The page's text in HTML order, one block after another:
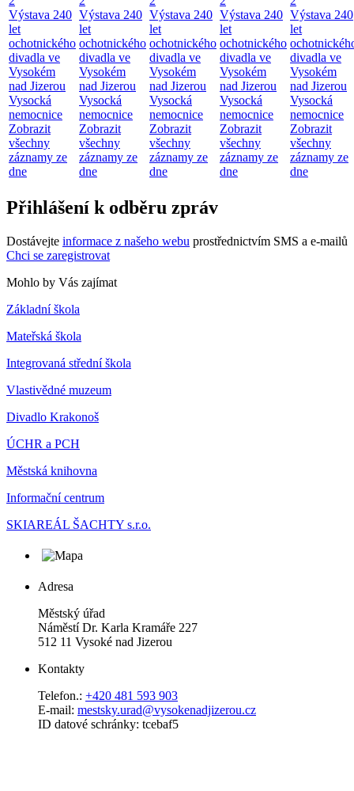
Výstava 240
let
ochotnického
divadla ve
Vysokém
nad Jizerou
Vysocká
nemocnice
Zobrazit
všechny
záznamy ze
dne
Výstava 240
let
ochotnického
divadla ve
Vysokém
nad Jizerou
Vysocká
nemocnice
Zobrazit
všechny
záznamy ze
dne
Výstava 240
let
ochotnického
divadla ve
Vysokém
nad Jizerou
Vysocká
nemocnice
Zobrazit
všechny
záznamy ze
dne
Výstava 240
let
ochotnického
divadla ve
Vysokém
nad Jizerou
Vysocká
nemocnice
Zobrazit
všechny
záznamy ze
dne
Výstava 240
let
divadla ve
Vysokém
nad Jizerou
Vysocká
nemocnice
Zobrazit
všechny
záznamy ze
dne
Přihlášení k odběru zpráv
Dostávejte informace z našeho webu prostřednictvím SMS a e-mailů
Chci se zaregistrovat
Mohlo by Vás zajímat
Základní škola
Mateřská škola
Integrovaná střední škola
Vlastivědné muzeum
Divadlo Krakonoš
ÚCHR a PCH
Městská knihovna
Informační centrum
SKIAREÁL ŠACHTY s.r.o.
Adresa
Městský úřad
Náměstí Dr. Karla Kramáře 227
512 11 Vysoké nad Jizerou
Kontakty
Telefon.: +420 481 593 903
E-mail: mestsky.urad@vysokenadjizerou.cz
ID datové schránky: tcebaf5